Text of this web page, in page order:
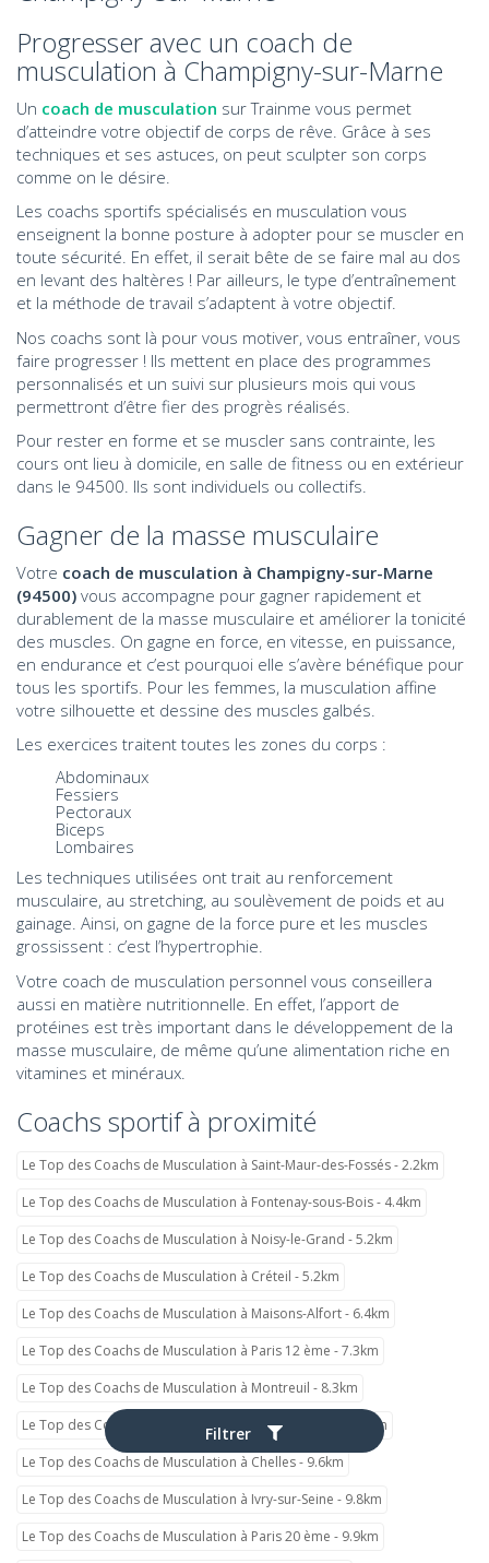
Filtrer
Progresser avec un coach de
musculation à Champigny-sur-Marne
Un coach de musculation sur Trainme vous permet
d’atteindre votre objectif de corps de rêve. Grâce à ses
techniques et ses astuces, on peut sculpter son corps
comme on le désire.
Les coachs sportifs spécialisés en musculation vous
enseignent la bonne posture à adopter pour se muscler en
toute sécurité. En effet, il serait bête de se faire mal au dos
en levant des haltères ! Par ailleurs, le type d’entraînement
et la méthode de travail s’adaptent à votre objectif.
Nos coachs sont là pour vous motiver, vous entraîner, vous
faire progresser ! Ils mettent en place des programmes
personnalisés et un suivi sur plusieurs mois qui vous
permettront d’être fier des progrès réalisés.
Pour rester en forme et se muscler sans contrainte, les
cours ont lieu à domicile, en salle de fitness ou en extérieur
dans le 94500. Ils sont individuels ou collectifs.
Gagner de la masse musculaire
Votre coach de musculation à Champigny-sur-Marne
(94500) vous accompagne pour gagner rapidement et
durablement de la masse musculaire et améliorer la tonicité
des muscles. On gagne en force, en vitesse, en puissance,
en endurance et c’est pourquoi elle s’avère bénéfique pour
tous les sportifs. Pour les femmes, la musculation affine
votre silhouette et dessine des muscles galbés.
Les exercices traitent toutes les zones du corps :
Abdominaux
Fessiers
Pectoraux
Biceps
Lombaires
Les techniques utilisées ont trait au renforcement
musculaire, au stretching, au soulèvement de poids et au
gainage. Ainsi, on gagne de la force pure et les muscles
grossissent : c’est l’hypertrophie.
Votre coach de musculation personnel vous conseillera
aussi en matière nutritionnelle. En effet, l’apport de
protéines est très important dans le développement de la
masse musculaire, de même qu’une alimentation riche en
vitamines et minéraux.
Coachs sportif à proximité
Le Top des Coachs de Musculation à Saint-Maur-des-Fossés - 2.2km
Le Top des Coachs de Musculation à Fontenay-sous-Bois - 4.4km
Le Top des Coachs de Musculation à Noisy-le-Grand - 5.2km
Le Top des Coachs de Musculation à Créteil - 5.2km
Le Top des Coachs de Musculation à Maisons-Alfort - 6.4km
Le Top des Coachs de Musculation à Paris 12 ème - 7.3km
Le Top des Coachs de Musculation à Montreuil - 8.3km
Le Top des Coachs de Musculation à Vitry-sur-Seine - 9.3km
Le Top des Coachs de Musculation à Chelles - 9.6km
Le Top des Coachs de Musculation à Ivry-sur-Seine - 9.8km
Le Top des Coachs de Musculation à Paris 20 ème - 9.9km